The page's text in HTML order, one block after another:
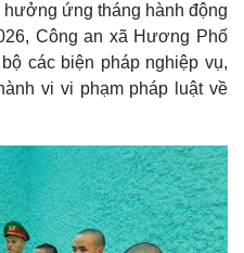
hưởng ứng tháng hành động
Công an xã Hương Phố
các biện pháp nghiệp vụ,
vi vi phạm pháp luật về